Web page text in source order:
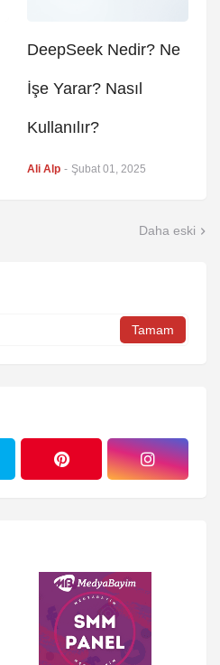
DeepSeek Nedir? Ne
İşe Yarar? Nasıl
Kullanılır?
Ali Alp - Şubat 01, 2025
Daha eski